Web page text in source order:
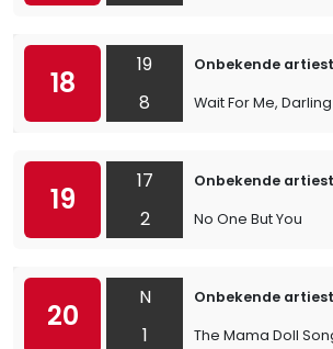
18
19
8
Onbekende artiest
Wait For Me, Darling
19
17
2
Onbekende artiest
No One But You
20
N
1
Onbekende artiest
The Mama Doll